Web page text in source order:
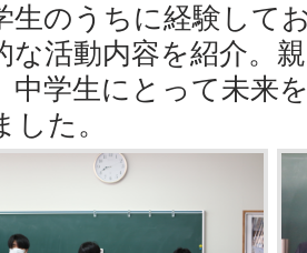
生のうちに経験して
な活動内容を紹介。
中学生にとって未来
した。